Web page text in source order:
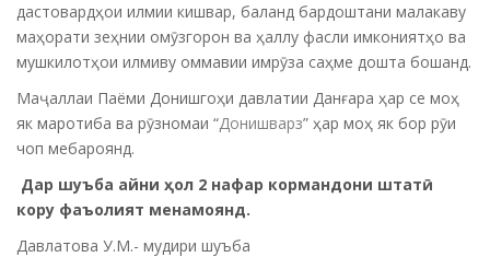
дастовардҳои илмии кишвар, баланд бардоштани малакаву
маҳорати зеҳнии омӯзгорон ва ҳаллу фасли имкониятҳо ва
мушкилотҳои илмиву оммавии имрӯза саҳме дошта бошанд.
Маҷаллаи Паёми Донишгоҳи давлатии Данғара ҳар се моҳ
як маротиба ва рӯзномаи “Донишварз” ҳар моҳ як бор рӯи
чоп мебароянд.
Дар шуъба айни ҳол 2 нафар кормандони штатӣ
кору фаъолият менамоянд.
Давлатова У.М.- мудири шуъба